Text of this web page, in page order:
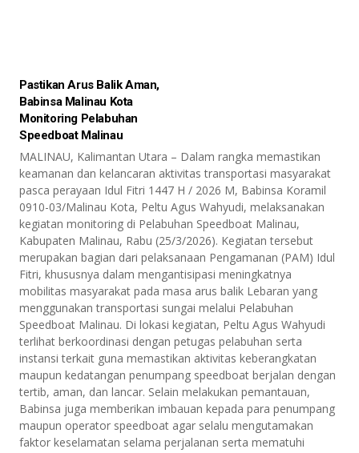
Pastikan Arus Balik Aman,
Babinsa Malinau Kota
Monitoring Pelabuhan
Speedboat Malinau
MALINAU, Kalimantan Utara – Dalam rangka memastikan
keamanan dan kelancaran aktivitas transportasi masyarakat
pasca perayaan Idul Fitri 1447 H / 2026 M, Babinsa Koramil
0910-03/Malinau Kota, Peltu Agus Wahyudi, melaksanakan
kegiatan monitoring di Pelabuhan Speedboat Malinau,
Kabupaten Malinau, Rabu (25/3/2026). Kegiatan tersebut
merupakan bagian dari pelaksanaan Pengamanan (PAM) Idul
Fitri, khususnya dalam mengantisipasi meningkatnya
mobilitas masyarakat pada masa arus balik Lebaran yang
menggunakan transportasi sungai melalui Pelabuhan
Speedboat Malinau. Di lokasi kegiatan, Peltu Agus Wahyudi
terlihat berkoordinasi dengan petugas pelabuhan serta
instansi terkait guna memastikan aktivitas keberangkatan
maupun kedatangan penumpang speedboat berjalan dengan
tertib, aman, dan lancar. Selain melakukan pemantauan,
Babinsa juga memberikan imbauan kepada para penumpang
maupun operator speedboat agar selalu mengutamakan
faktor keselamatan selama perjalanan serta mematuhi